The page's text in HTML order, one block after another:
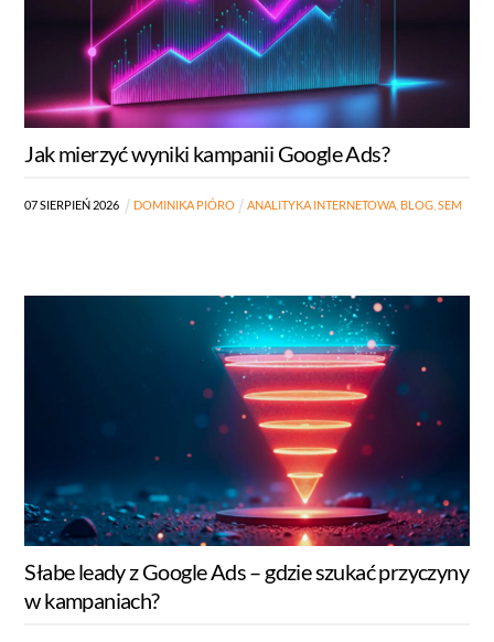
Jak mierzyć wyniki kampanii Google Ads?
07SIERPIEŃ 2026 DOMINIKA PIÓRO ANALITYKA INTERNETOWA, BLOG, SEM
Słabe leady z Google Ads – gdzie szukać przyczyny
w kampaniach?